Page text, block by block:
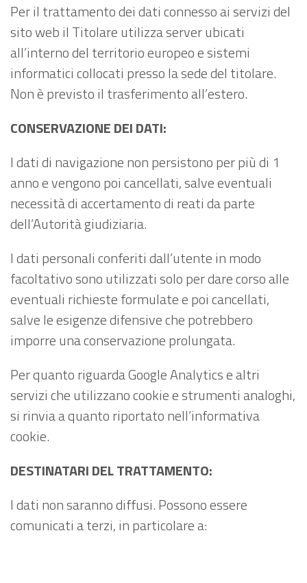
Per il trattamento dei dati connesso ai servizi del
sito web il Titolare utilizza server ubicati
all’interno del territorio europeo e sistemi
informatici collocati presso la sede del titolare.
Non è previsto il trasferimento all’estero.
CONSERVAZIONE DEI DATI:
I dati di navigazione non persistono per più di 1
anno e vengono poi cancellati, salve eventuali
necessità di accertamento di reati da parte
dell’Autorità giudiziaria.
I dati personali conferiti dall’utente in modo
facoltativo sono utilizzati solo per dare corso alle
eventuali richieste formulate e poi cancellati,
salve le esigenze difensive che potrebbero
imporre una conservazione prolungata.
Per quanto riguarda Google Analytics e altri
servizi che utilizzano cookie e strumenti analoghi,
si rinvia a quanto riportato nell’informativa
cookie.
DESTINATARI DEL TRATTAMENTO:
I dati non saranno diffusi. Possono essere
comunicati a terzi, in particolare a: